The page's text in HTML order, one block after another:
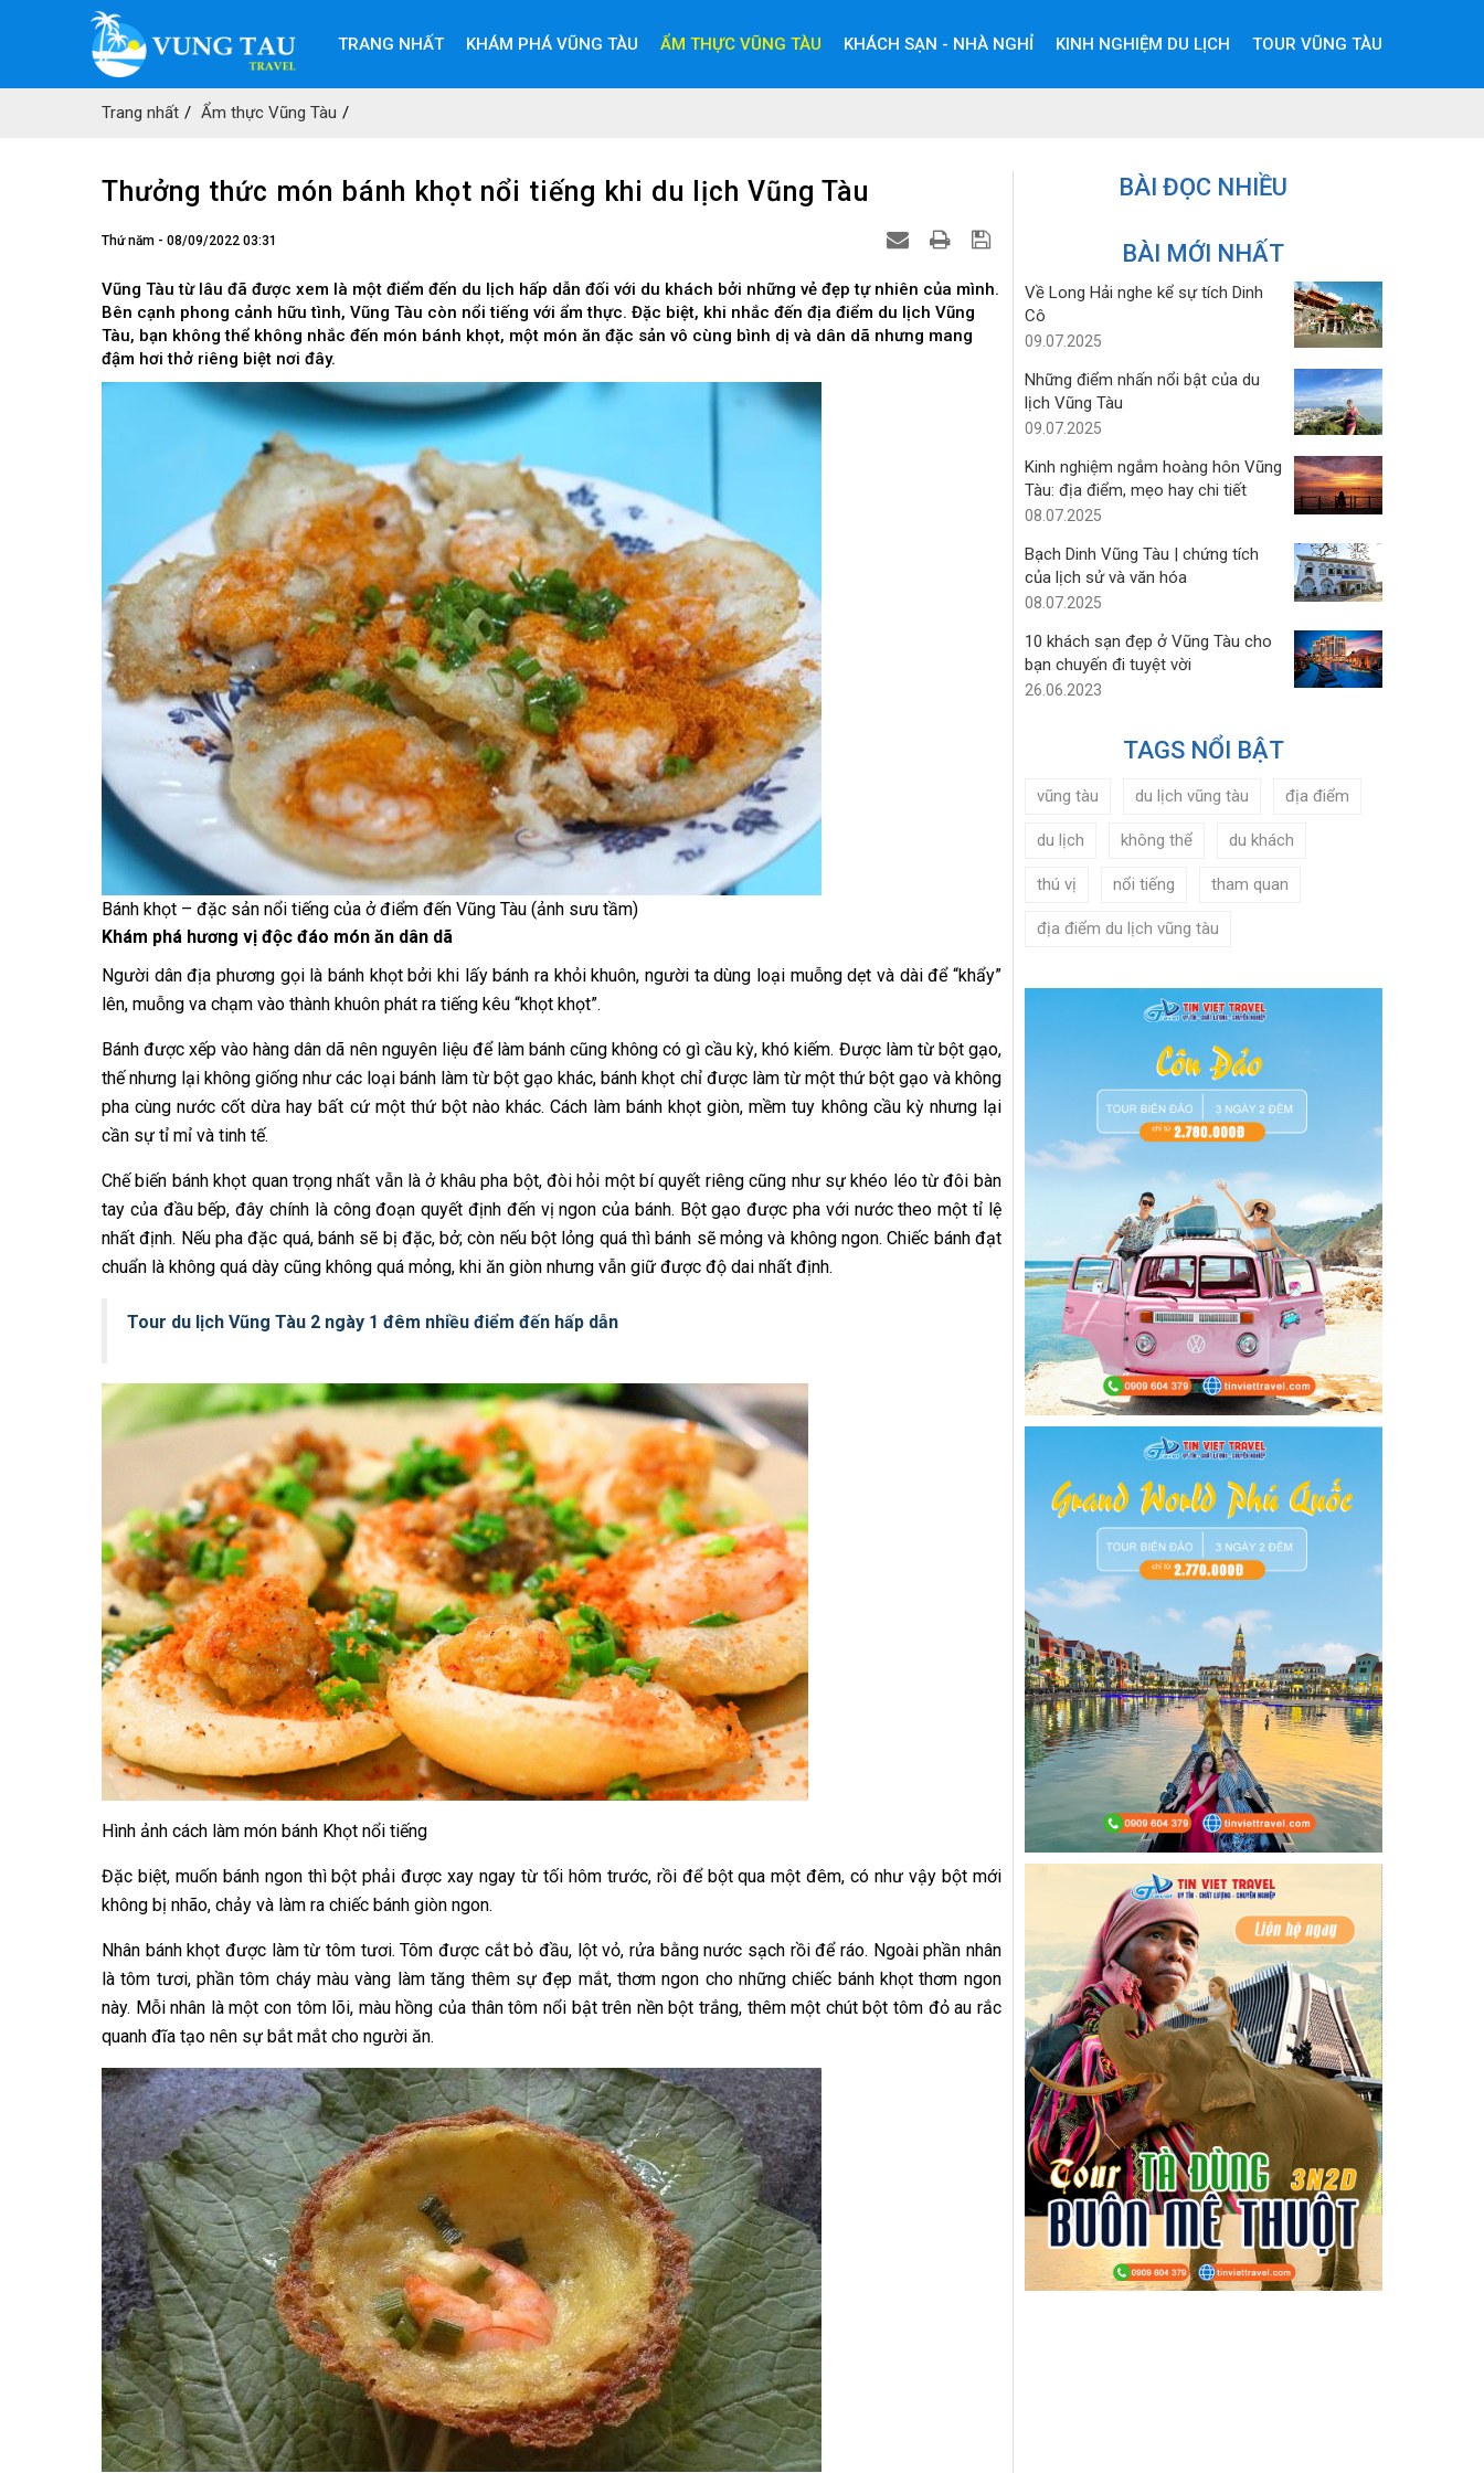
TRANG NHẤT KHÁM PHÁ VŨNG TÀU ẨM THỰC VŨNG TÀU KHÁCH SẠN - NHÀ NGHỈ KINH NGHIỆM DU LỊCH TOUR VŨNG TÀU
Trang nhất Ẩm thực Vũng Tàu
Thưởng thức món bánh khọt nổi tiếng khi du lịch Vũng Tàu
Thứ năm - 08/09/2022 03:31
Vũng Tàu từ lâu đã được xem là một điểm đến du lịch hấp dẫn đối với du khách bởi những vẻ đẹp tự nhiên của mình.
Bên cạnh phong cảnh hữu tình, Vũng Tàu còn nổi tiếng với ẩm thực. Đặc biệt, khi nhắc đến địa điểm du lịch Vũng
Tàu, bạn không thể không nhắc đến món bánh khọt, một món ăn đặc sản vô cùng bình dị và dân dã nhưng mang
đậm hơi thở riêng biệt nơi đây.
Bánh khọt – đặc sản nổi tiếng của ở điểm đến Vũng Tàu (ảnh sưu tầm)
Khám phá hương vị độc đáo món ăn dân dã
Người dân địa phương gọi là bánh khọt bởi khi lấy bánh ra khỏi khuôn, người ta dùng loại muỗng dẹt và dài để “khẩy”
lên, muỗng va chạm vào thành khuôn phát ra tiếng kêu “khọt khọt”.
Bánh được xếp vào hàng dân dã nên nguyên liệu để làm bánh cũng không có gì cầu kỳ, khó kiếm. Được làm từ bột gạo,
thế nhưng lại không giống như các loại bánh làm từ bột gạo khác, bánh khọt chỉ được làm từ một thứ bột gạo và không
pha cùng nước cốt dừa hay bất cứ một thứ bột nào khác. Cách làm bánh khọt giòn, mềm tuy không cầu kỳ nhưng lại
cần sự tỉ mỉ và tinh tế.
Chế biến bánh khọt quan trọng nhất vẫn là ở khâu pha bột, đòi hỏi một bí quyết riêng cũng như sự khéo léo từ đôi bàn
tay của đầu bếp, đây chính là công đoạn quyết định đến vị ngon của bánh. Bột gạo được pha với nước theo một tỉ lệ
nhất định. Nếu pha đặc quá, bánh sẽ bị đặc, bở; còn nếu bột lỏng quá thì bánh sẽ mỏng và không ngon. Chiếc bánh đạt
chuẩn là không quá dày cũng không quá mỏng, khi ăn giòn nhưng vẫn giữ được độ dai nhất định.
Tour du lịch Vũng Tàu 2 ngày 1 đêm nhiều điểm đến hấp dẫn
Hình ảnh cách làm món bánh Khọt nổi tiếng
Đặc biệt, muốn bánh ngon thì bột phải được xay ngay từ tối hôm trước, rồi để bột qua một đêm, có như vậy bột mới
không bị nhão, chảy và làm ra chiếc bánh giòn ngon.
Nhân bánh khọt được làm từ tôm tươi. Tôm được cắt bỏ đầu, lột vỏ, rửa bằng nước sạch rồi để ráo. Ngoài phần nhân
là tôm tươi, phần tôm cháy màu vàng làm tăng thêm sự đẹp mắt, thơm ngon cho những chiếc bánh khọt thơm ngon
này. Mỗi nhân là một con tôm lõi, màu hồng của thân tôm nổi bật trên nền bột trắng, thêm một chút bột tôm đỏ au rắc
quanh đĩa tạo nên sự bắt mắt cho người ăn.
BÀI ĐỌC NHIỀU
BÀI MỚI NHẤT
Về Long Hải nghe kể sự tích Dinh
Cô
09.07.2025
Những điểm nhấn nổi bật của du
lịch Vũng Tàu
09.07.2025
Kinh nghiệm ngắm hoàng hôn Vũng
Tàu: địa điểm, mẹo hay chi tiết
08.07.2025
Bạch Dinh Vũng Tàu | chứng tích
của lịch sử và văn hóa
08.07.2025
10 khách sạn đẹp ở Vũng Tàu cho
bạn chuyến đi tuyệt vời
26.06.2023
TAGS NỔI BẬT
vũng tàu du lịch vũng tàu địa điểm
du lịch không thể du khách
thú vị nổi tiếng tham quan
địa điểm du lịch vũng tàu